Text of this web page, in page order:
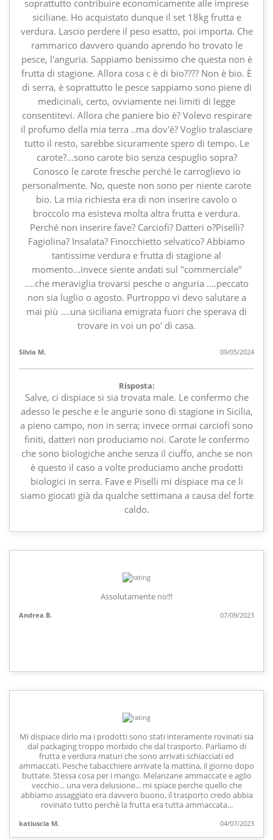
soprattutto contribuire economicamente alle imprese
siciliane. Ho acquistato dunque il set 18kg frutta e
verdura. Lascio perdere il peso esatto, poi importa. Che
rammarico davvero quando aprendo ho trovato le
pesce, l'anguria. Sappiamo benissimo che questa non è
frutta di stagione. Allora cosa c è di bio???? Non è bio. È
di serra, è soprattutto le pesce sappiamo sono piene di
medicinali, certo, ovviamente nei limiti di legge
consentitevi. Allora che paniere bio è? Volevo respirare
il profumo della mia terra ..ma dov'è? Voglio tralasciare
tutto il resto, sarebbe sicuramente spero di tempo. Le
carote?...sono carote bio senza cespuglio sopra?
Conosco le carote fresche perché le carroglievo io
personalmente. No, queste non sono per niente carote
bio. La mia richiesta era di non inserire cavolo o
broccolo ma esisteva molta altra frutta e verdura.
Perché non inserire fave? Carciofi? Datteri o?Piselli?
Fagiolina? Insalata? Finocchietto selvatico? Abbiamo
tantissime verdura e frutta di stagione al
momento...invece siente andati sul "commerciale"
....che meraviglia trovarsi pesche o anguria ....peccato
non sia luglio o agosto. Purtroppo vi devo salutare a
mai più ....una siciliana emigrata fuori che sperava di
trovare in voi un po' di casa.
Silvia M. 09/05/2024
Risposta:
Salve, ci dispiace si sia trovata male. Le confermo che
adesso le pesche e le angurie sono di stagione in Sicilia,
a pieno campo, non in serra; invece ormai carciofi sono
finiti, datteri non produciamo noi. Carote le confermo
che sono biologiche anche senza il ciuffo, anche se non
è questo il caso a volte produciamo anche prodotti
biologici in serra. Fave e Piselli mi dispiace ma ce li
siamo giocati già da qualche settimana a causa del forte
caldo.
Assolutamente no!!!
Andrea B. 07/09/2023
Mi dispiace dirlo ma i prodotti sono stati interamente rovinati sia
dal packaging troppo morbido che dal trasporto. Parliamo di
frutta e verdura maturi che sono arrivati schiacciati ed
ammaccati. Pesche tabacchiere arrivate la mattina, il giorno dopo
buttate. Stessa cosa per i mango. Melanzane ammaccate e aglio
vecchio... una vera delusione... mi spiace perche quello che
abbiamo assaggiato era davvero buono, il trasporto credo abbia
rovinato tutto perchè la frutta era tutta ammaccata...
katiuscia M. 04/07/2023